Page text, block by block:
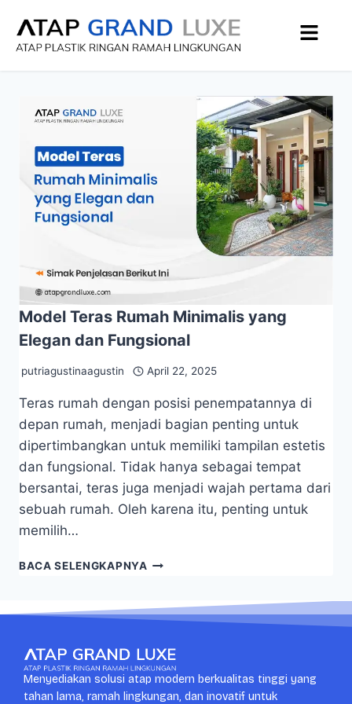
Model Teras Rumah Minimalis yang
Elegan dan Fungsional
putriagustinaagustin April 22, 2025
Teras rumah dengan posisi penempatannya di
depan rumah, menjadi bagian penting untuk
dipertimbangkan untuk memiliki tampilan estetis
dan fungsional. Tidak hanya sebagai tempat
bersantai, teras juga menjadi wajah pertama dari
sebuah rumah. Oleh karena itu, penting untuk
memilih…
BACA SELENGKAPNYA
Menyediakan solusi atap modern berkualitas tinggi yang
tahan lama, ramah lingkungan, dan inovatif untuk